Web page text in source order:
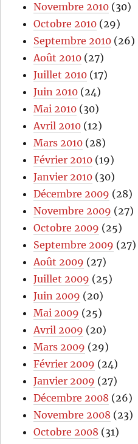
Novembre 2010 (30)
Octobre 2010 (29)
Septembre 2010 (26)
Août 2010 (27)
Juillet 2010 (17)
Juin 2010 (24)
Mai 2010 (30)
Avril 2010 (12)
Mars 2010 (28)
Février 2010 (19)
Janvier 2010 (30)
Décembre 2009 (28)
Novembre 2009 (27)
Octobre 2009 (25)
Septembre 2009 (27)
Août 2009 (27)
Juillet 2009 (25)
Juin 2009 (20)
Mai 2009 (25)
Avril 2009 (20)
Mars 2009 (29)
Février 2009 (24)
Janvier 2009 (27)
Décembre 2008 (26)
Novembre 2008 (23)
Octobre 2008 (31)